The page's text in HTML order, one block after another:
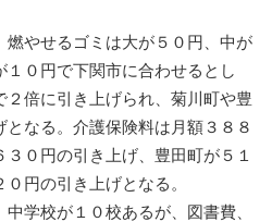
やせるゴミは大が５０円、中が
１０円で下関市に合わせるとし
２倍に引き上げられ、菊川町や豊
なる。介護保険料は月額３８８
０円の引き上げ、豊田町が５１
円の引き上げとなる。
学校が１０校あるが、図書費、